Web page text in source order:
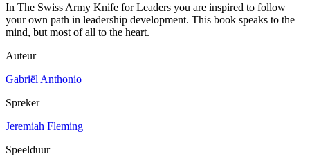
In The Swiss Army Knife for Leaders you are inspired to follow
your own path in leadership development. This book speaks to the
mind, but most of all to the heart.
Auteur
Gabriël Anthonio
Spreker
Jeremiah Fleming
Speelduur